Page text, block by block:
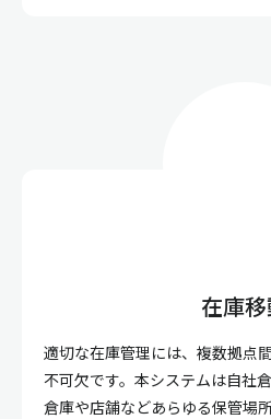
在庫
適切な在庫管理には、複数拠点
不可欠です。本システムは自社
倉庫や店舗などあらゆる保管場